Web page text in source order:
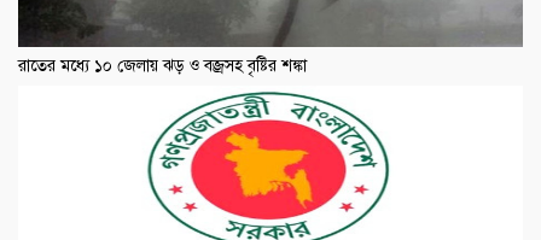
রাতের মধ্যে ১০ জেলায় ঝড় ও বজ্রসহ বৃষ্টির শঙ্কা